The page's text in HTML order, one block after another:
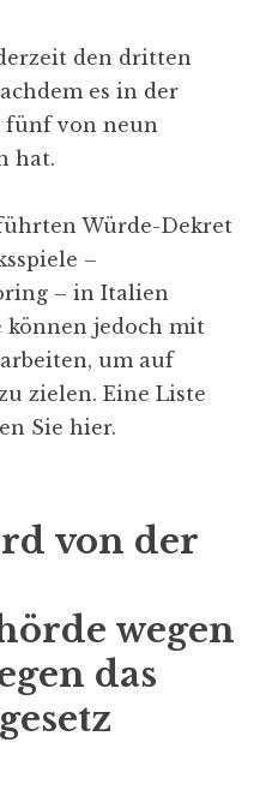
den dritten
es in der
fünf von neun
hat.
Würde-Dekret
–
– in Italien
können jedoch mit
um auf
zielen. Eine Liste
Sie hier.
von der
wegen
das